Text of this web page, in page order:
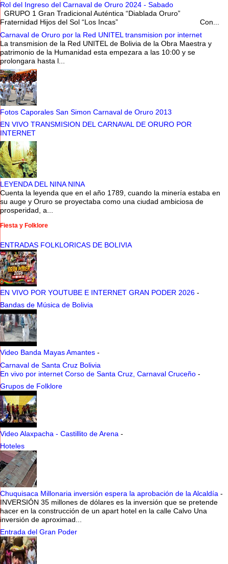
Rol del Ingreso del Carnaval de Oruro 2024 - Sabado
GRUPO 1 Gran Tradicional Auténtica “Diablada Oruro”
Fraternidad Hijos del Sol “Los Incas” Con...
Carnaval de Oruro por la Red UNITEL transmision por internet
La transmision de la Red UNITEL de Bolivia de la Obra Maestra y
patrimonio de la Humanidad esta empezara a las 10:00 y se
prolongara hasta l...
Fotos Caporales San Simon Carnaval de Oruro 2013
EN VIVO TRANSMISION DEL CARNAVAL DE ORURO POR
INTERNET
LEYENDA DEL NINA NINA
Cuenta la leyenda que en el año 1789, cuando la minería estaba en
su auge y Oruro se proyectaba como una ciudad ambiciosa de
prosperidad, a...
Fiesta y Folklore
ENTRADAS FOLKLORICAS DE BOLIVIA
EN VIVO POR YOUTUBE E INTERNET GRAN PODER 2026 -
Bandas de Música de Bolivia
Video Banda Mayas Amantes -
Carnaval de Santa Cruz Bolivia
En vivo por internet Corso de Santa Cruz, Carnaval Cruceño -
Grupos de Folklore
Video Alaxpacha - Castillito de Arena -
Hoteles
Chuquisaca Millonaria inversión espera la aprobación de la Alcaldía -
INVERSIÓN 35 millones de dólares es la inversión que se pretende
hacer en la construcción de un apart hotel en la calle Calvo Una
inversión de aproximad...
Entrada del Gran Poder